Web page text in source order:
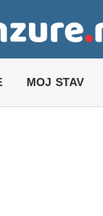
MOJ STAV